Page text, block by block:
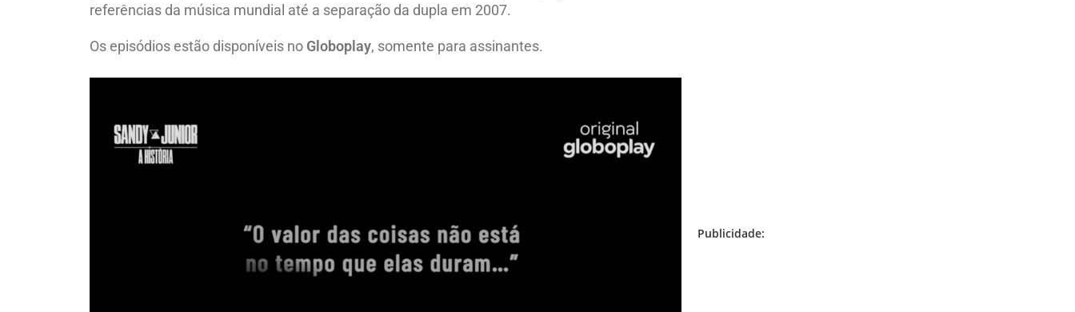
referências da música mundial até a separação da dupla em 2007.
Os episódios estão disponíveis no Globoplay, somente para assinantes.
Publicidade: